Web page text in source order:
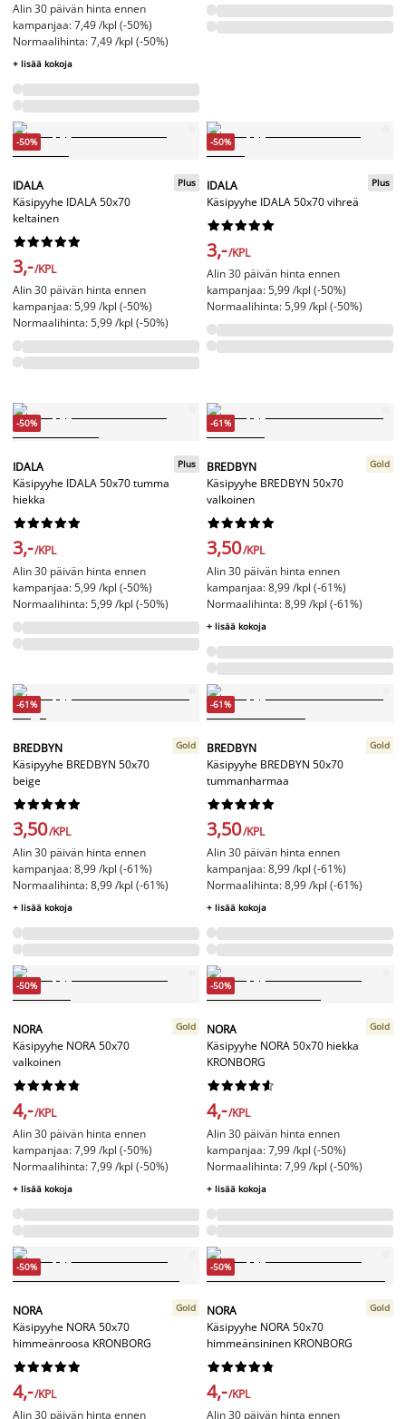
Alin 30 päivän hinta ennen
kampanjaa: 7,49 /kpl (-50%)
Normaalihinta: 7,49 /kpl (-50%)
+ lisää kokoja
-50%
IDALA
Käsipyyhe IDALA 50x70
keltainen
Plus






3,-/KPL
Alin 30 päivän hinta ennen
kampanjaa: 5,99 /kpl (-50%)
Normaalihinta: 5,99 /kpl (-50%)
-50%
IDALA
Käsipyyhe IDALA 50x70 vihreä
Plus






3,-/KPL
Alin 30 päivän hinta ennen
kampanjaa: 5,99 /kpl (-50%)
Normaalihinta: 5,99 /kpl (-50%)
-50%
IDALA
Käsipyyhe IDALA 50x70 tumma
hiekka
Plus






3,-/KPL
Alin 30 päivän hinta ennen
kampanjaa: 5,99 /kpl (-50%)
Normaalihinta: 5,99 /kpl (-50%)
-61%
BREDBYN
Käsipyyhe BREDBYN 50x70
valkoinen
Gold






3,50/KPL
Alin 30 päivän hinta ennen
kampanjaa: 8,99 /kpl (-61%)
Normaalihinta: 8,99 /kpl (-61%)
+ lisää kokoja
-61%
BREDBYN
Käsipyyhe BREDBYN 50x70
beige
Gold






3,50/KPL
Alin 30 päivän hinta ennen
kampanjaa: 8,99 /kpl (-61%)
Normaalihinta: 8,99 /kpl (-61%)
+ lisää kokoja
-61%
BREDBYN
Käsipyyhe BREDBYN 50x70
tummanharmaa
Gold






3,50/KPL
Alin 30 päivän hinta ennen
kampanjaa: 8,99 /kpl (-61%)
Normaalihinta: 8,99 /kpl (-61%)
+ lisää kokoja
-50%
NORA
Käsipyyhe NORA 50x70
valkoinen
Gold






4,-/KPL
Alin 30 päivän hinta ennen
kampanjaa: 7,99 /kpl (-50%)
Normaalihinta: 7,99 /kpl (-50%)
+ lisää kokoja
-50%
NORA
Käsipyyhe NORA 50x70 hiekka
KRONBORG
Gold






4,-/KPL
Alin 30 päivän hinta ennen
kampanjaa: 7,99 /kpl (-50%)
Normaalihinta: 7,99 /kpl (-50%)
+ lisää kokoja
-50%
NORA
Käsipyyhe NORA 50x70
himmeänroosa KRONBORG
Gold






4,-/KPL
Alin 30 päivän hinta ennen
-50%
NORA
Käsipyyhe NORA 50x70
himmeänsininen KRONBORG
Gold






4,-/KPL
Alin 30 päivän hinta ennen